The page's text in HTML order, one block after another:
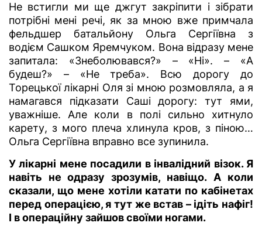
Не встигли ми ще джгут закріпити і зібрати
потрібні мені речі, як за мною вже примчала
фельдшер батальйону Ольга Сергіївна з
водієм Сашком Яремчуком. Вона відразу мене
запитала: «Знеболювався?» – «Ні». – «А
будеш?» – «Не треба». Всю дорогу до
Торецької лікарні Оля зі мною розмовляла, а я
намагався підказати Саші дорогу: тут ями,
уважніше. Але коли в полі сильно хитнуло
карету, з мого плеча хлинула кров, з піною…
Ольга Сергіївна вправно все зупинила.
У лікарні мене посадили в інвалідний візок. Я
навіть неодразу зрозумів, навіщо. А коли
сказали, що мене хотіли катати по кабінетах
перед операцією, я тут же встав – ідіть нафіг!
І в операційну зайшов своїми ногами.